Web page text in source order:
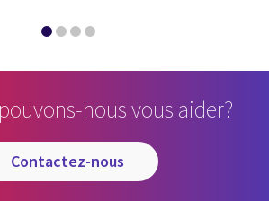
nous vous aider?
contactez-nous